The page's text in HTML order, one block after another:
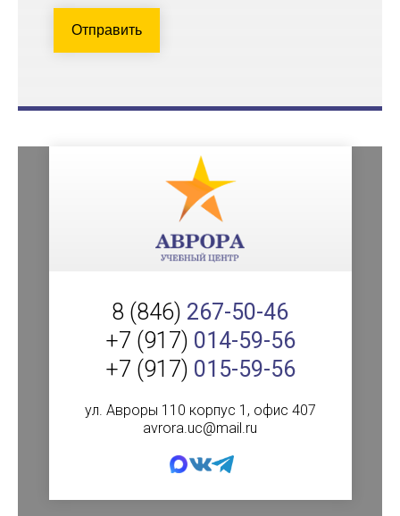
Отправить
8 (846) 267-50-46
+7 (917) 014-59-56
+7 (917) 015-59-56
ул. Авроры 110 корпус 1, офис 407
avrora.uc@mail.ru